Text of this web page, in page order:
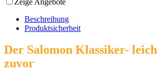
Beschreibung
Produktsicherheit
Der Salomon Klassiker-
zuvor